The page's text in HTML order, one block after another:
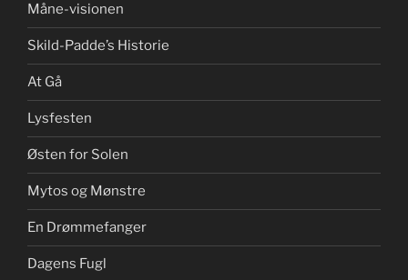
Måne-visionen
Skild-Padde’s Historie
At Gå
Lysfesten
Østen for Solen
Mytos og Mønstre
En Drømmefanger
Dagens Fugl